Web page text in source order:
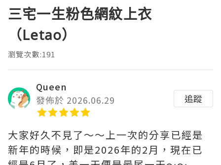
三宅一生粉色網紋上衣
（Letao）
瀏覽次數:191
Queen
發佈於 2026.06.29
追蹤
大家好久不見了～～上一次的分享已經是
新年的時候，即是2026年的2月，現在已